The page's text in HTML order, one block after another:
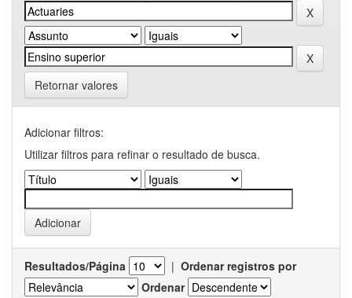
Retornar valores
Adicionar filtros:
Utilizar filtros para refinar o resultado de busca.
Resultados/Página | Ordenar registros por
Ordenar